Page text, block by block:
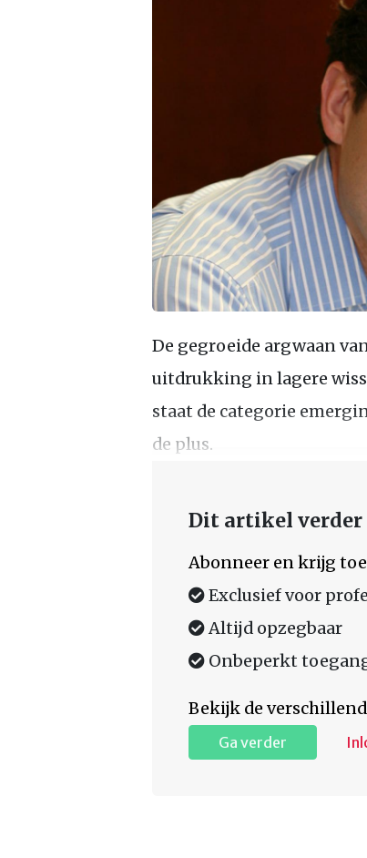
De gegroeide argwaan
uitdrukking in lagere
staat de categorie
de plus.
Dit artikel verder
Abonneer en krijg
Exclusief voor
Altijd opzegbaar
Onbeperkt
Bekijk de
Ga verder